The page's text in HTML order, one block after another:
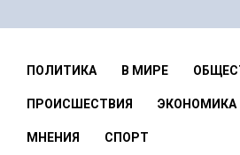
ПОЛИТИКА В МИРЕ
ПРОИСШЕСТВИЯ ЭКОНОМИКА
МНЕНИЯ СПОРТ